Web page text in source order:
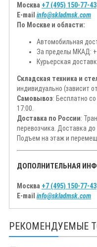
Москва +7 (495) 150-77-43
E-mail info@skladmsk.com
По Москве и области:
Автомобильная
За пределы МКАД:
Курьерская
Складская техника и
индивидуально (зависит
Самовывоз: Бесплатно
17:00.
Доставка по России:
перевозчика. Доставка
Подъем на этаж и
ДОПОЛНИТЕЛЬНАЯ
Москва +7 (495) 150-77-43
E-mail info@skladmsk.com
РЕКОМЕНДУЕМЫЕ